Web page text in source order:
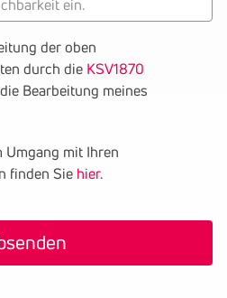
der oben
durch die KSV1870
Bearbeitung meines
Umgang mit Ihren
finden Sie hier.